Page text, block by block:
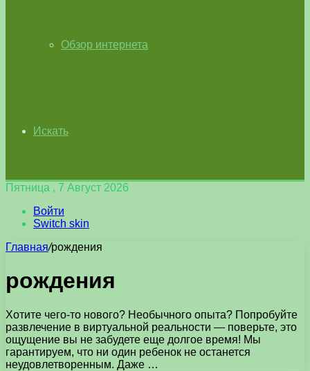
Обзор интернета
Искать
Пятница , 7 Август 2026
Войти
Switch skin
Главная/рождения
рождения
Хотите чего-то нового? Необычного опыта? Попробуйте
развлечение в виртуальной реальности — поверьте, это
ощущение вы не забудете еще долгое время! Мы
гарантируем, что ни один ребенок не останется
неудовлетворенным. Даже …